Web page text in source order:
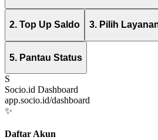
2. Top Up Saldo 3. Pilih
5. Pantau Status
S
Socio.id Dashboard
app.socio.id/dashboard
✨
Daftar Akun